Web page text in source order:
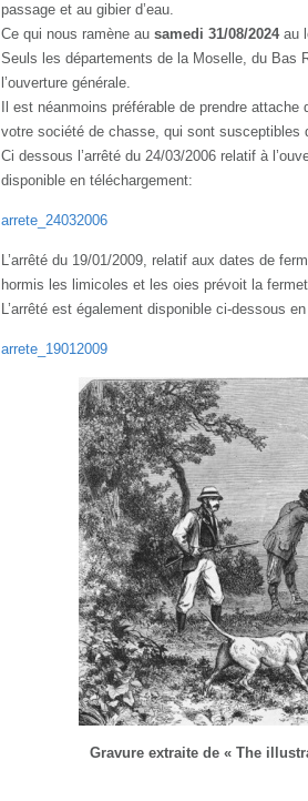
passage et au gibier d’eau.
Ce qui nous ramène au samedi 31/08/2024au
Seuls les départements de la Moselle, du Bas
l’ouverture générale.
Il est néanmoins préférable de prendre
votre société de chasse, qui sont susceptibles
Ci dessous l’arrêté du 24/03/2006 relatif à
disponible en téléchargement:
arrete_24032006
L’arrêté du 19/01/2009, relatif aux dates de
hormis les limicoles et les oies prévoit la
L’arrêté est également disponible ci-dessous
arrete_19012009
Gravure extraite de « The